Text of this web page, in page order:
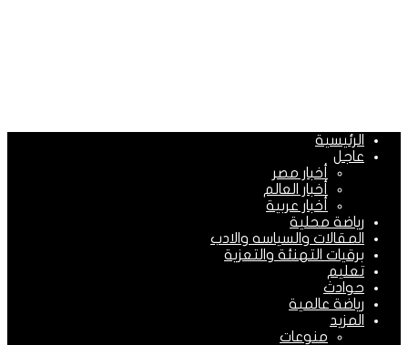
الرئيسية
عاجل
أخبار مصر
أخبار العالم
أخبار عربية
رياضة محلية
المقالات والسياسه والادب
برقيات التهنئة والتعزية
تعليم
حوادث
رياضة عالمية
المزيد
منوعات